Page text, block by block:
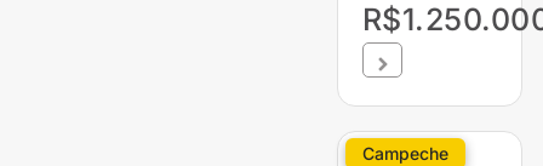
Campeche